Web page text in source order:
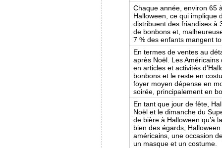
Chaque année, environ 65
Halloween, ce qui implique
distribuent des friandises à
de bonbons et,
7 % des enfants mangent
En termes de ventes au
après Noël. Les
en articles et activités
bonbons et le reste en
foyer moyen dépense en
soirée, principalement en
En tant que jour de fête,
Noël et le dimanche du
de bière à Halloween qu’à
bien des égards,
américains, une occasion
un masque et un costume.